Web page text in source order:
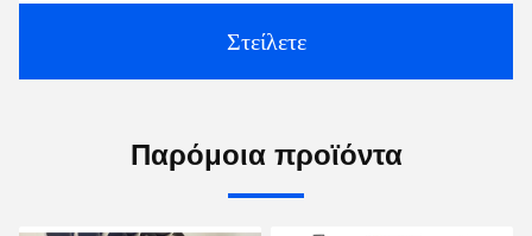
Στείλετε
Παρόμοια προϊόντα